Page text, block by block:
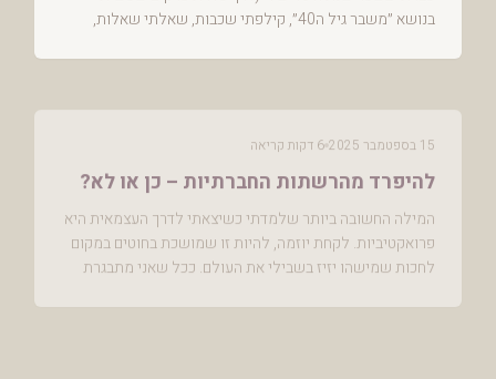
בנושא ״משבר גיל ה40״, קילפתי שכבות, שאלתי שאלות,
קראתי ספרים) ולאט לאט ובעדינות התקרבתי לילדה שהיית...
להיפרד מהרשתות החברתיות – כן או לא?
המילה החשובה ביותר שלמדתי כשיצאתי לדרך העצמאית היא
פרואקטיביות. לקחת יוזמה, להיות זו שמושכת בחוטים במקום
לחכות שמישהו יזיז בשבילי את העולם. ככל שאני מתבגרת
אני מצפה מעצמי ומהאנשים סביבי לא רק להגיב למ...